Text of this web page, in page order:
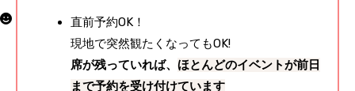
直前予約OK！
現地で突然観たくなってもOK!
席が残っていれば、 ほとんどのイベントが前日
まで予約を受け付けています